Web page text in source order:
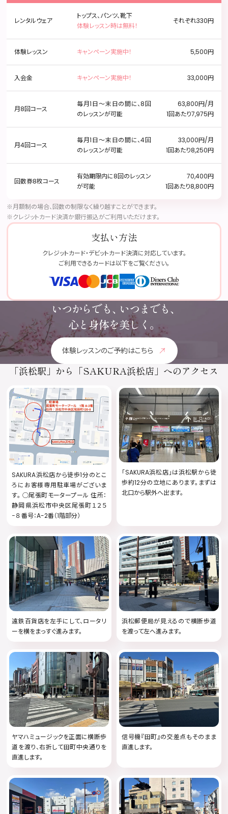
レンタルウェア
トップス、パンツ、靴下
体験レッスン時は無料！
それぞれ330円
体験レッスン キャンペーン実施中！ 5,500円
入会金 キャンペーン実施中！ 33,000円
月8回コース
毎月1日〜末日の間に、8回
のレッスンが可能
63,800円/月
1回あたり7,975円
月4回コース
毎月1日〜末日の間に、4回
のレッスンが可能
33,000円/月
1回あたり8,250円
回数券8枚コース
有効期限内に8回のレッスン
が可能
70,400円
1回あたり8,800円
※月額制の場合、回数の制限なく繰り越すことができます。
※クレジットカード決済か銀行振込がご利用いただけます。
支払い方法
クレジットカード・デビットカード決済に対応しています。
ご利用できるカードは以下をご覧ください。
いつからでも、いつまでも、
心と身体を美しく。
体験レッスンのご予約はこちら
「浜松駅」 から 「SAKURA浜松店」 へのアクセス
SAKURA浜松店から徒歩1分のとこ
ろにお客様専用駐車場がございま
す。 ◯尾張町モータープール 住所：
静岡県浜松市中央区尾張町１２５
−８ 番号：A-2番（1階部分）
「SAKURA浜松店」は浜松駅から徒
歩約12分の立地にあります。まずは
北口から駅外へ出ます。
遠鉄百貨店を左手にして、ロータリ
ーを横をまっすぐ進みます。
浜松郵便局が見えるので横断歩道
を渡って左へ進みます。
ヤマハミュージックを正面に横断歩
道を渡り、右折して田町中央通りを
直進します。
信号機『田町』の交差点もそのまま
直進します。